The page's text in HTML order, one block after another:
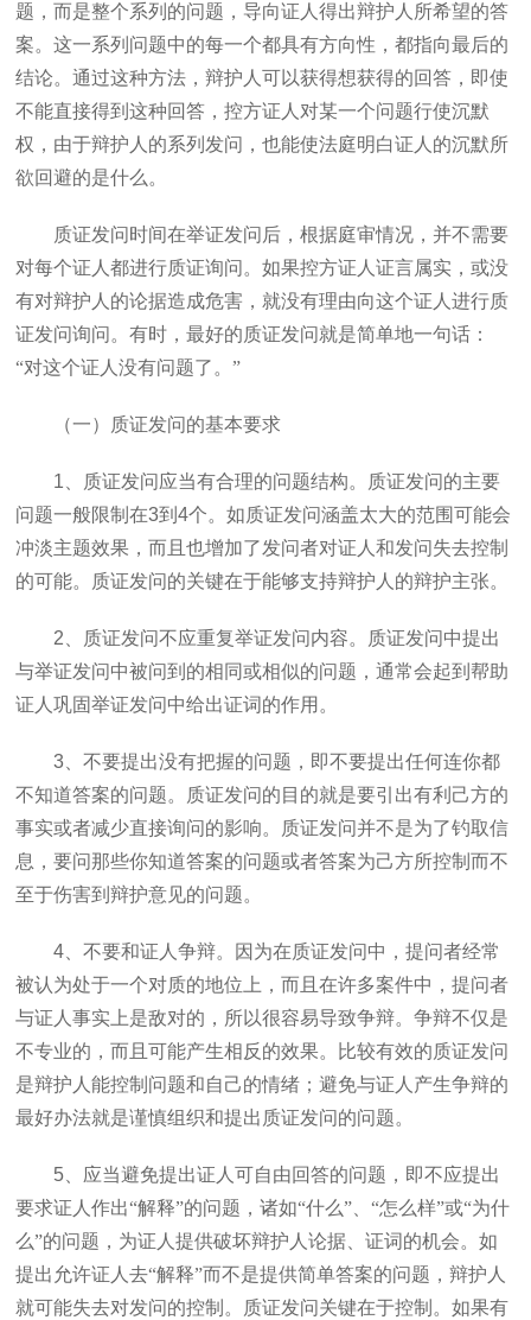
题，而是整个系列的问题，导向证人得出辩护人所希望的答
案。这一系列问题中的每一个都具有方向性，都指向最后的
结论。通过这种方法，辩护人可以获得想获得的回答，即使
不能直接得到这种回答，控方证人对某一个问题行使沉默
权，由于辩护人的系列发问，也能使法庭明白证人的沉默所
欲回避的是什么。
质证发问时间在举证发问后，根据庭审情况，并不需要
对每个证人都进行质证询问。如果控方证人证言属实，或没
有对辩护人的论据造成危害，就没有理由向这个证人进行质
证发问询问。有时，最好的质证发问就是简单地一句话：
“对这个证人没有问题了。”
（一）质证发问的基本要求
1 、质证发问应当有合理的问题结构。质证发问的主要
问题一般限制在3到4个。如质证发问涵盖太大的范围可能会
冲淡主题效果，而且也增加了发问者对证人和发问失去控制
的可能。质证发问的关键在于能够支持辩护人的辩护主张。
2 、质证发问不应重复举证发问内容。质证发问中提出
与举证发问中被问到的相同或相似的问题，通常会起到帮助
证人巩固举证发问中给出证词的作用。
3 、不要提出没有把握的问题，即不要提出任何连你都
不知道答案的问题。质证发问的目的就是要引出有利己方的
事实或者减少直接询问的影响。质证发问并不是为了钓取信
息，要问那些你知道答案的问题或者答案为己方所控制而不
至于伤害到辩护意见的问题。
4 、不要和证人争辩。因为在质证发问中，提问者经常
被认为处于一个对质的地位上，而且在许多案件中，提问者
与证人事实上是敌对的，所以很容易导致争辩。争辩不仅是
不专业的，而且可能产生相反的效果。比较有效的质证发问
是辩护人能控制问题和自己的情绪；避免与证人产生争辩的
最好办法就是谨慎组织和提出质证发问的问题。
5 、应当避免提出证人可自由回答的问题，即不应提出
要求证人作出“解释”的问题，诸如“什么”、“怎么样”或“为什
么”的问题，为证人提供破坏辩护人论据、证词的机会。如
提出允许证人去“解释”而不是提供简单答案的问题，辩护人
就可能失去对发问的控制。质证发问关键在于控制。如果有